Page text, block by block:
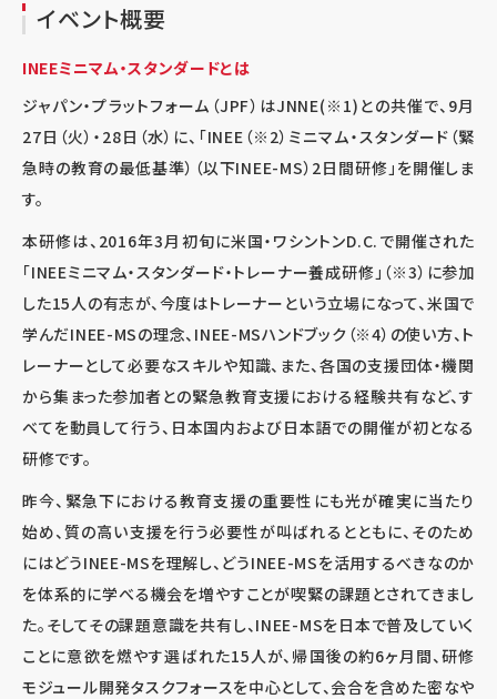
イベント概要
INEEミニマム・スタンダードとは
ジャパン・プラットフォーム（JPF）はJNNE(※1)との共催で、9月
27日（火）・28日（水）に、「INEE（※2）ミニマム・スタンダード（緊
急時の教育の最低基準）（以下INEE-MS）2日間研修」を開催しま
す。
本研修は、2016年3月初旬に米国・ワシントンD.C.で開催された
「INEEミニマム・スタンダード・トレーナー養成研修」（※3）に参加
した15人の有志が、今度はトレーナーという立場になって、米国で
学んだINEE-MSの理念、INEE-MSハンドブック（※4）の使い方、ト
レーナーとして必要なスキルや知識、また、各国の支援団体・機関
から集まった参加者との緊急教育支援における経験共有など、す
べてを動員して行う、日本国内および日本語での開催が初となる
研修です。
昨今、緊急下における教育支援の重要性にも光が確実に当たり
始め、質の高い支援を行う必要性が叫ばれるとともに、そのため
にはどうINEE-MSを理解し、どうINEE-MSを活用するべきなのか
を体系的に学べる機会を増やすことが喫緊の課題とされてきまし
た。そしてその課題意識を共有し、INEE-MSを日本で普及していく
ことに意欲を燃やす選ばれた15人が、帰国後の約6ヶ月間、研修
モジュール開発タスクフォースを中心として、会合を含めた密なや